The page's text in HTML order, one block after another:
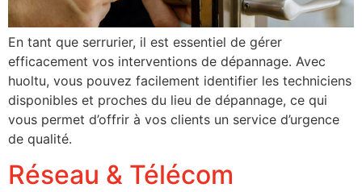
En tant que serrurier, il est essentiel de gérer
efficacement vos interventions de dépannage. Avec
huoltu, vous pouvez facilement identifier les techniciens
disponibles et proches du lieu de dépannage, ce qui
vous permet d’offrir à vos clients un service d’urgence
de qualité.
Réseau & Télécom